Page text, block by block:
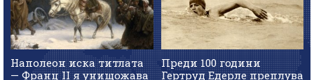
Наполеон иска титлата
— Франц II я унищожава
Преди 100 години
Гертруд Едерле преплува